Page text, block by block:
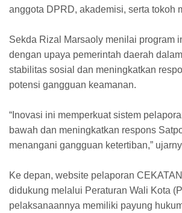
anggota DPRD, akademisi, serta tokoh
Sekda Rizal Marsaoly menilai program
dengan upaya pemerintah daerah
stabilitas sosial dan meningkatkan
potensi gangguan keamanan.
“Inovasi ini memperkuat sistem
bawah dan meningkatkan respons
menangani gangguan ketertiban,”
Ke depan, website pelaporan
didukung melalui Peraturan Wali Kota
pelaksanaannya memiliki payung